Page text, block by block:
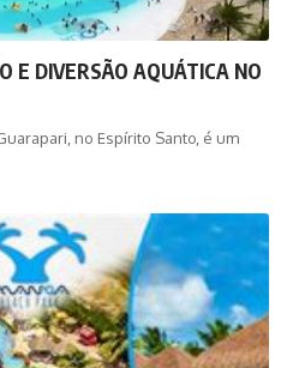
E DIVERSÃO AQUÁTICA NO
no Espírito Santo, é um